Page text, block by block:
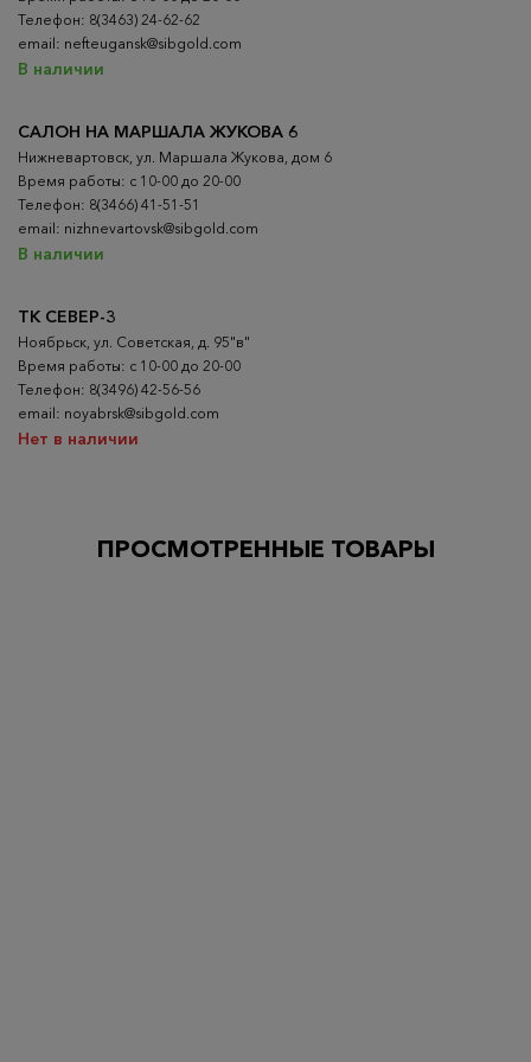
ТК СЕВЕР-3
Ноябрьск, ул. Советская, д. 95"в"
Время работы: с 10-00 до 20-00
Телефон: 8(3496) 42-56-56
email: noyabrsk@sibgold.com
Нет в наличии
Телефон: 8(3463) 24-62-62
email: nefteugansk@sibgold.com
В наличии
САЛОН НА МАРШАЛА ЖУКОВА 6
Нижневартовск, ул. Маршала Жукова, дом 6
Время работы: с 10-00 до 20-00
Телефон: 8(3466) 41-51-51
email: nizhnevartovsk@sibgold.com
В наличии
ПРОСМОТРЕННЫЕ ТОВАРЫ